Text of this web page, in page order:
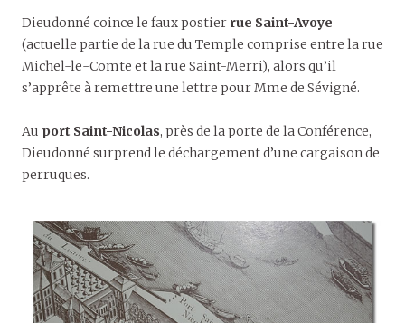
Dieudonné coince le faux postier rue Saint-Avoye
(actuelle partie de la rue du Temple comprise entre la rue
Michel-le-Comte et la rue Saint-Merri), alors qu’il
s’apprête à remettre une lettre pour Mme de Sévigné.
Au port Saint-Nicolas, près de la porte de la Conférence,
Dieudonné surprend le déchargement d’une cargaison de
perruques.